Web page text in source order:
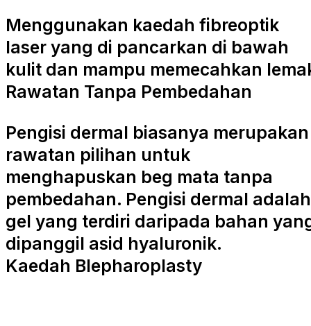
Menggunakan kaedah fibreoptik
laser yang di pancarkan di bawah
kulit dan mampu memecahkan
Rawatan Tanpa Pembedahan
Pengisi dermal biasanya merupakan
rawatan pilihan untuk
menghapuskan beg mata tanpa
pembedahan. Pengisi dermal adalah
gel yang terdiri daripada bahan
dipanggil asid hyaluronik.
Kaedah Blepharoplasty